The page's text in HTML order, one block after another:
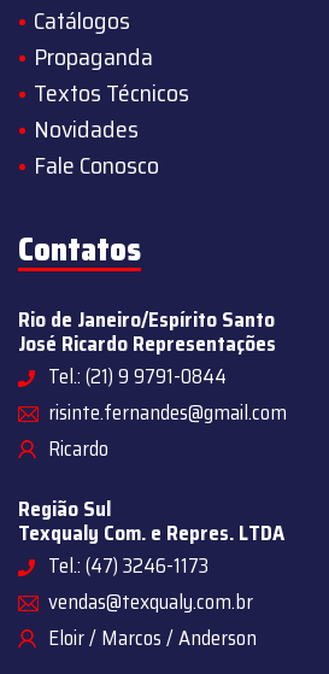
Catálogos
Propaganda
Textos Técnicos
Novidades
Fale Conosco
Contatos
Rio de Janeiro/Espírito Santo
José Ricardo Representações
Tel.: (21) 9 9791-0844
risinte.fernandes@gmail.com
Ricardo
Região Sul
Texqualy Com. e Repres. LTDA
Tel.: (47) 3246-1173
vendas@texqualy.com.br
Eloir / Marcos / Anderson